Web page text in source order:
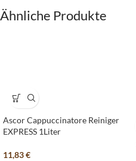
Ähnliche Produkte
Ascor Cappuccinatore Reiniger
EXPRESS 1Liter
11,83€